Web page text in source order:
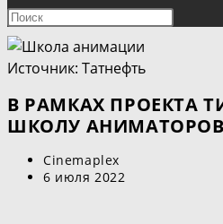
ПОИСК
ПО
САЙТУ
панель
Источник: Татнефть
В РАМКАХ ПРОЕКТА
ШКОЛУ АНИМАТОРОВ
Автор
записи:
Cinemaplex
Запись
6 июля 2022